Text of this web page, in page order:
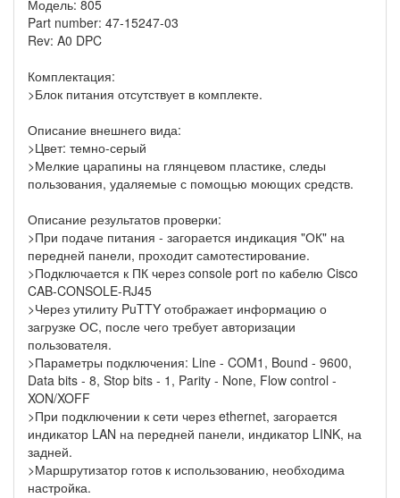
Модель: 805
Part number: 47-15247-03
Rev: A0 DPC
Комплектация:
>Блок питания отсутствует в комплекте.
Описание внешнего вида:
>Цвет: темно-серый
>Мелкие царапины на глянцевом пластике, следы
пользования, удаляемые с помощью моющих средств.
Описание результатов проверки:
>При подаче питания - загорается индикация "ОК" на
передней панели, проходит самотестирование.
>Подключается к ПК через console port по кабелю Cisco
CAB-CONSOLE-RJ45
>Через утилиту PuTTY отображает информацию о
загрузке ОС, после чего требует авторизации
пользователя.
>Параметры подключения: Line - COM1, Bound - 9600,
Data bits - 8, Stop bits - 1, Parity - None, Flow control -
XON/XOFF
>При подключении к сети через ethernet, загорается
индикатор LAN на передней панели, индикатор LINK, на
задней.
>Маршрутизатор готов к использованию, необходима
настройка.